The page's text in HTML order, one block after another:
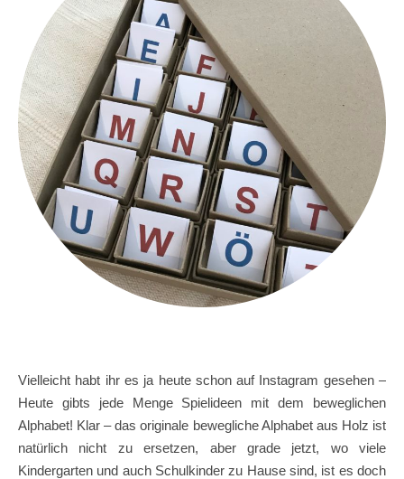
Vielleicht habt ihr es ja heute schon auf Instagram gesehen –
Heute gibts jede Menge Spielideen mit dem beweglichen
Alphabet! Klar – das originale bewegliche Alphabet aus Holz ist
natürlich nicht zu ersetzen, aber grade jetzt, wo viele
Kindergarten und auch Schulkinder zu Hause sind, ist es doch